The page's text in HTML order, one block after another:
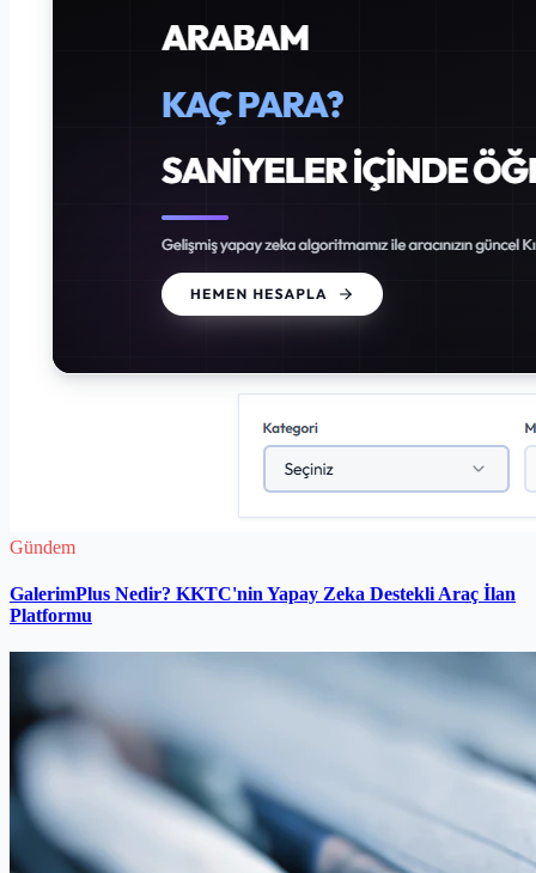
Gündem
GalerimPlus Nedir? KKTC'nin Yapay Zeka Destekli Araç İlan
Platformu